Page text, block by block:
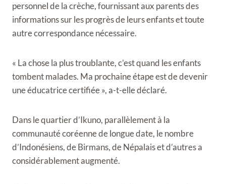
personnel de la crèche, fournissant aux parents des
informations sur les progrès de leurs enfants et toute
autre correspondance nécessaire.
« La chose la plus troublante, c’est quand les enfants
tombent malades. Ma prochaine étape est de devenir
une éducatrice certifiée », a-t-elle déclaré.
Dans le quartier d’Ikuno, parallèlement à la
communauté coréenne de longue date, le nombre
d’Indonésiens, de Birmans, de Népalais et d’autres a
considérablement augmenté.